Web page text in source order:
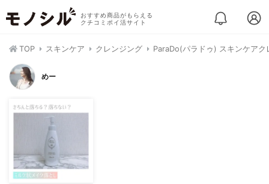
おすすめ商品がもらえる
クチコミポイ活サイト
TOP スキンケア クレンジング ParaDo(パラドゥ) スキンケアク
めー